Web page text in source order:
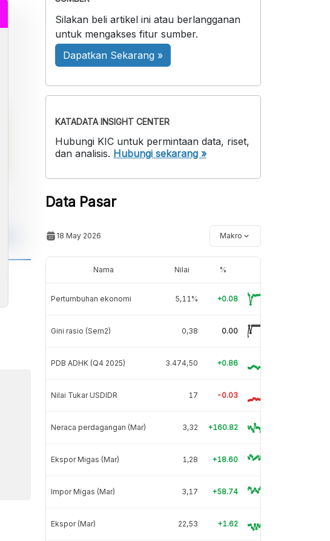
Silakan beli artikel ini atau berlangganan
untuk mengakses fitur sumber.
Dapatkan Sekarang »
KATADATA INSIGHT CENTER
Hubungi KIC untuk permintaan data, riset,
dan analisis. Hubungi sekarang »
Data Pasar
18 May 2026 Makro
Nama Nilai %
Pertumbuhan ekonomi 5,11% +0.08
Gini rasio (Sem2) 0,38 0.00
PDB ADHK (Q4 2025) 3.474,50 +0.86
Nilai Tukar USDIDR 17 -0.03
Neraca perdagangan (Mar) 3,32 +160.82
Ekspor Migas (Mar) 1,28 +18.60
Impor Migas (Mar) 3,17 +58.74
Ekspor (Mar) 22,53 +1.62